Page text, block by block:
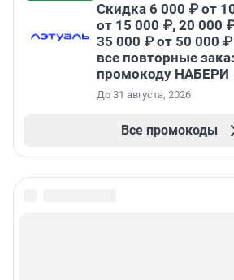
Скидка 6 000 ₽ от
от 15 000 ₽, 20 000
35 000 ₽ от 50 000
все повторные
промокоду НАБЕРИ
До 31 августа, 2026
Все промокоды